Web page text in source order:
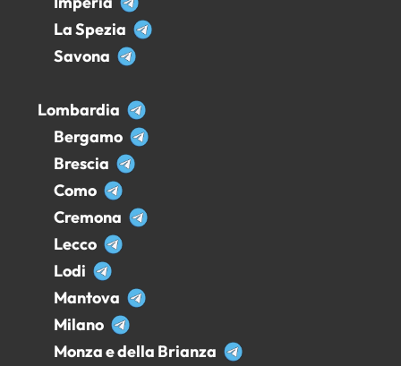
La Spezia
Savona
Lombardia
Bergamo
Brescia
Como
Cremona
Lecco
Lodi
Mantova
Milano
Monza e della Brianza